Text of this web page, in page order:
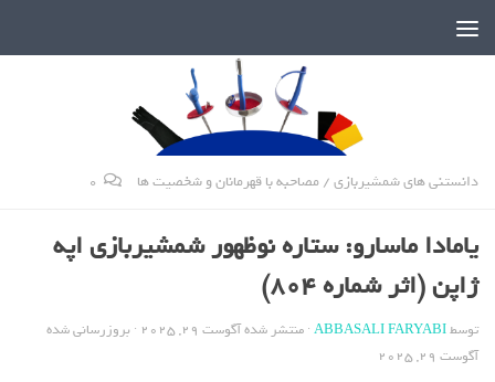
دانستنی های شمشیربازی/مصاحبه با قهرمانان و شخصیت ها 0
یامادا ماسارو: ستاره نوظهور شمشیربازی اپه
ژاپن (اثر شماره 804)
توسطABBASALI FARYABI · منتشر شدهآگوست 29, 2025
· بروزرسانی شده
آگوست 29, 2025